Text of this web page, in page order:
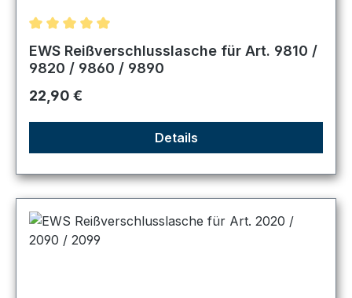
Durchschnittliche Bewertung von 5 von 5 Sternen
EWS Reißverschlusslasche für Art. 9810 /
9820 / 9860 / 9890
Regulärer Preis:
22,90 €
Details